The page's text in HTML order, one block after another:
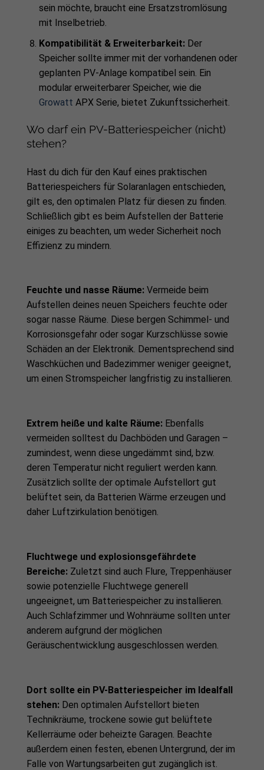
sein möchte, braucht eine Ersatzstromlösung
mit Inselbetrieb.
Kompatibilität & Erweiterbarkeit: Der
Speicher sollte immer mit der vorhandenen oder
geplanten PV-Anlage kompatibel sein. Ein
modular erweiterbarer Speicher, wie die
Growatt APX Serie, bietet Zukunftssicherheit.
Wo darf ein PV-Batteriespeicher (nicht)
stehen?
Hast du dich für den Kauf eines praktischen
Batteriespeichers für Solaranlagen entschieden,
gilt es, den optimalen Platz für diesen zu finden.
Schließlich gibt es beim Aufstellen der Batterie
einiges zu beachten, um weder Sicherheit noch
Effizienz zu mindern.
Feuchte und nasse Räume: Vermeide beim
Aufstellen deines neuen Speichers feuchte oder
sogar nasse Räume. Diese bergen Schimmel- und
Korrosionsgefahr oder sogar Kurzschlüsse sowie
Schäden an der Elektronik. Dementsprechend sind
Waschküchen und Badezimmer weniger geeignet,
um einen Stromspeicher langfristig zu installieren.
Extrem heiße und kalte Räume: Ebenfalls
vermeiden solltest du Dachböden und Garagen –
zumindest, wenn diese ungedämmt sind, bzw.
deren Temperatur nicht reguliert werden kann.
Zusätzlich sollte der optimale Aufstellort gut
belüftet sein, da Batterien Wärme erzeugen und
daher Luftzirkulation benötigen.
Fluchtwege und explosionsgefährdete
Bereiche: Zuletzt sind auch Flure, Treppenhäuser
sowie potenzielle Fluchtwege generell
ungeeignet, um Batteriespeicher zu installieren.
Auch Schlafzimmer und Wohnräume sollten unter
anderem aufgrund der möglichen
Geräuschentwicklung ausgeschlossen werden.
Dort sollte ein PV-Batteriespeicher im Idealfall
stehen: Den optimalen Aufstellort bieten
Technikräume, trockene sowie gut belüftete
Kellerräume oder beheizte Garagen. Beachte
außerdem einen festen, ebenen Untergrund, der im
Falle von Wartungsarbeiten gut zugänglich ist.